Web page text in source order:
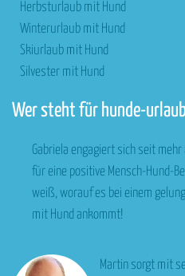
Herbsturlaub mit Hund
Winterurlaub mit Hund
Skiurlaub mit Hund
Silvester mit Hund
Wer steht für hunde-
Gabriela engagiert sich seit
für eine positive Mensch-Hund-
weiß, worauf es bei einem
mit Hund ankommt!
Martin sorgt mit